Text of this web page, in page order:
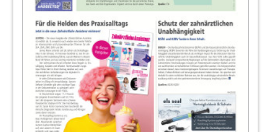
Therapieerfolg
Redaktion
Service: „Auch ich gehöre zu einer
Minderheit …”
Redaktion
Mediwert GmbH